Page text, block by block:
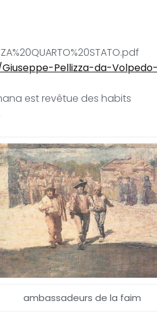
Pellizza-da-
est revêtue des habits
ambassadeurs de la faim